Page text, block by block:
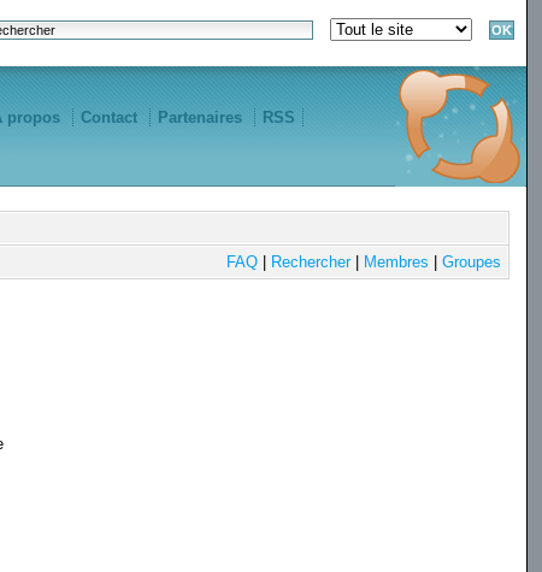
propos Contact Partenaires RSS
FAQ| Rechercher| Membres Groupes